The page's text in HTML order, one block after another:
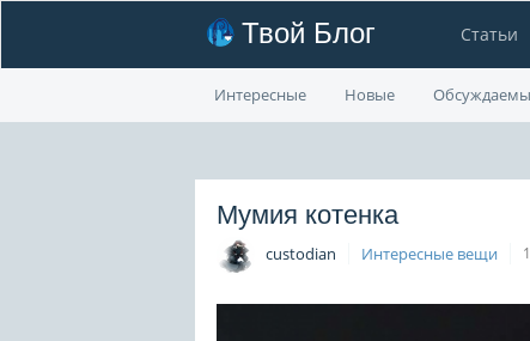
Твой Блог Статьи
Интересные Новые
Мумия котенка
custodian Интересные вещи